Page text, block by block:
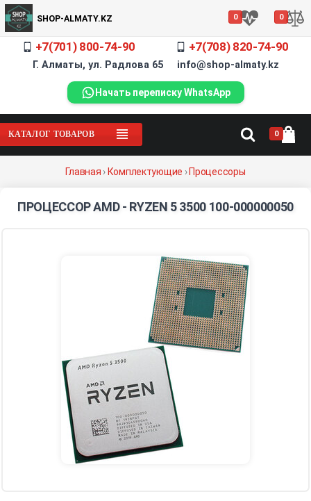
SHOP-ALMATY.KZ 0 0
+7(701) 800-74-90 +7(708) 820-74-90
Г. Алматы, ул. Радлова 65 info@shop-almaty.kz
Начать переписку WhatsApp
КАТАЛОГ ТОВАРОВ 0
Главная ›Комплектующие ›Процессоры
ПРОЦЕССОР AMD - RYZEN 5 3500 100-000000050